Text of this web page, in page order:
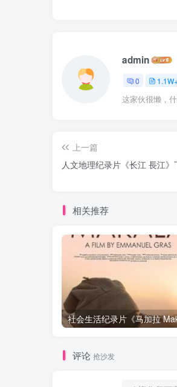
admin
0
这家伙很懒，
上一篇
人文地理纪录片《长江 長江》
相关推荐
评论 抢沙发